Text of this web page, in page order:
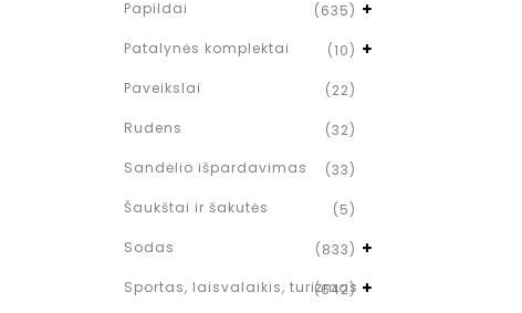
Papildai
(635)
Patalynės komplektai
(10)
Paveikslai
(22)
Rudens
(32)
Sandėlio išpardavimas
(33)
Šaukštai ir šakutės
(5)
Sodas
(833)
Sportas, laisvalaikis, turizmas
(642)